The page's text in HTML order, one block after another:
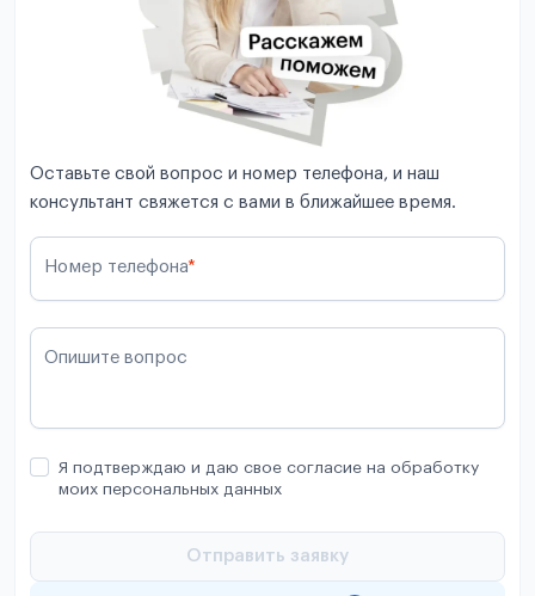
Оставьте свой вопрос и номер телефона, и наш
консультант свяжется с вами в ближайшее время.
Номер телефона*
Опишите вопрос
Я подтверждаю и даю свое согласие на обработку
моих персональных данных
Отправить заявку